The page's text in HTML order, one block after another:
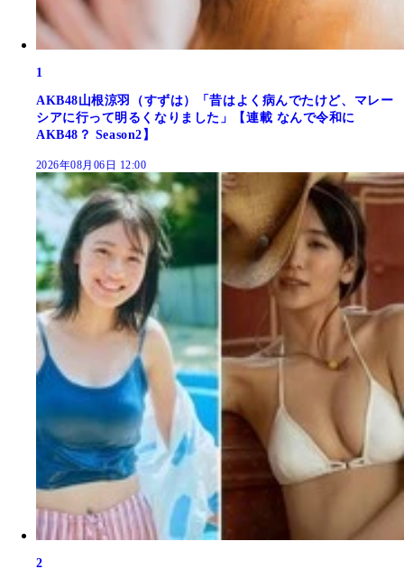
1
AKB48山根涼羽（すずは）「昔はよく病んでたけど、マレー
シアに行って明るくなりました」【連載 なんで令和に
AKB48？ Season2】
2026年08月06日 12:00
2